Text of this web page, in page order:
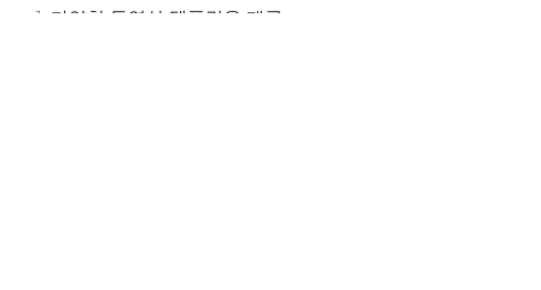
1. 다양한 동영상 템플릿을 제공